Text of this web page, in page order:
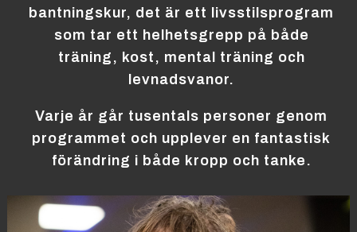
bantningskur, det är ett livsstilsprogram
som tar ett helhetsgrepp på både
träning, kost, mental träning och
levnadsvanor.
Varje år går tusentals personer genom
programmet och upplever en fantastisk
förändring i både kropp och tanke.